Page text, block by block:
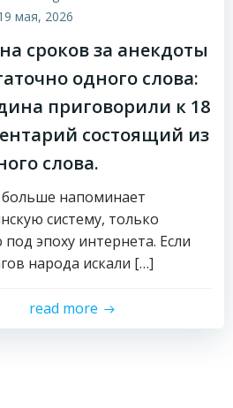
мая, 2026
сроков за анекдоты
одного слова:
приговорили к 18
состоящий из
слова.
больше напоминает
систему, только
эпоху интернета. Если
народа искали […]
read more